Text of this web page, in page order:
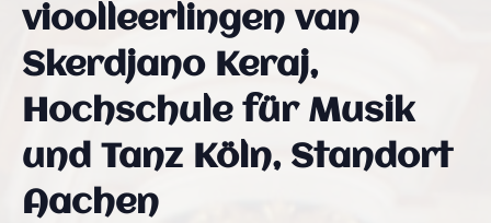
vioolleerlingen van
Skerdjano Keraj,
Hochschule für Musik
und Tanz Köln, Standort
Aachen